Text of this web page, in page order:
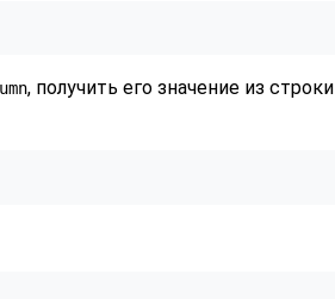
, получить его значение из строки